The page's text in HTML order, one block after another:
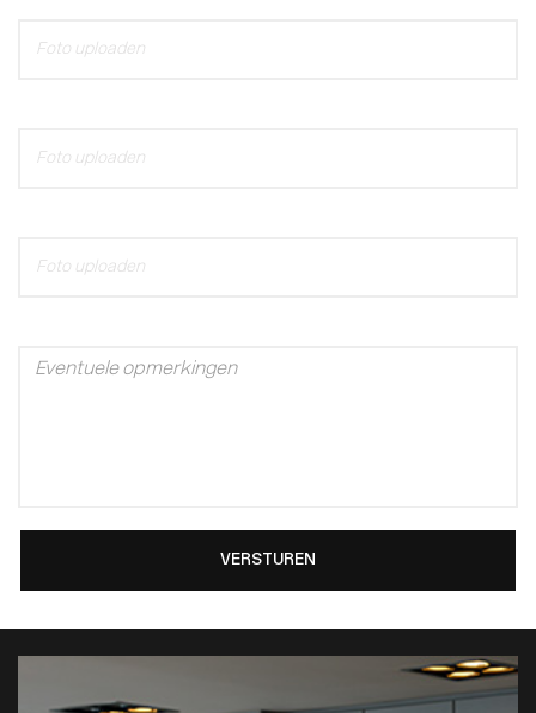
Foto uploaden
Foto uploaden
Foto uploaden
VERSTUREN